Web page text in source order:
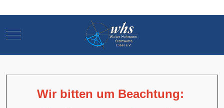
Mobile Menu Toggle
Wir bitten um Beachtung: